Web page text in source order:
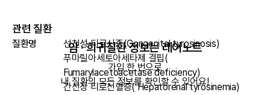
관련 질환
질환명
선천성 티로신증(Congenital tyrosinosis)
푸마릴아세토아세타제 결핍(
Fumarylacetoacetase deficiency)
간신장 티로신혈증( Hepatorenal tyrosinemia)
암 · 희귀질환 정보는 레어노트
가입 한 번으로
내 질환의 모든 정보를 확인할 수 있어요!